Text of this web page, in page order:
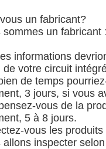
un fabricant?
sommes un
informations
de votre circuit
de temps
3 jours, si vous
vous de la
5 à 8 jours.
vous les produits
allons inspecter